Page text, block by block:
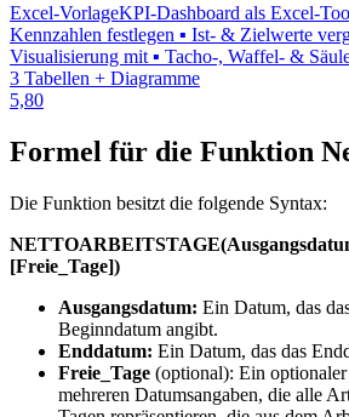
Excel-VorlageKPI-Dashboard als Excel-
Kennzahlen festlegen ▪ Ist- & Zielwerte
Visualisierung mit ▪ Tacho-, Waffel- &
3 Tabellen + Diagramme
5,80
Formel für die Funktion
Die Funktion besitzt die folgende Syntax:
[Freie_Tage])
Ausgangsdatum: Ein Datum, das
Beginndatum angibt.
Enddatum: Ein Datum, das das
Freie_Tage (optional): Ein
mehreren Datumsangaben, die alle